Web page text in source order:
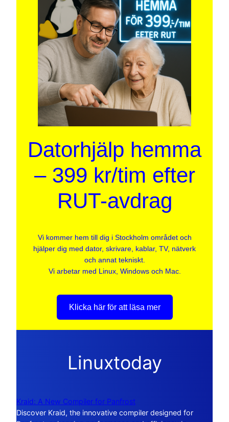
Datorhjälp hemma
– 399 kr/tim efter
RUT-avdrag
Vi kommer hem till dig i Stockholm området och
hjälper dig med dator, skrivare, kablar, TV, nätverk
och annat tekniskt.
Vi arbetar med Linux, Windows och Mac.
Klicka här för att läsa mer
Linuxtoday
Kraid: A New Compiler for Panfrost
Discover Kraid, the innovative compiler designed for